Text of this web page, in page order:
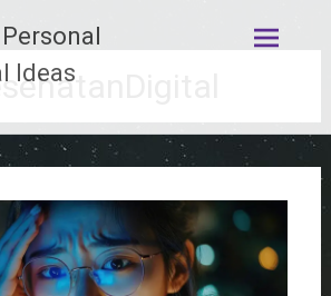
Ideas